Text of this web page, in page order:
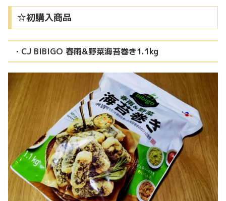
☆初購入商品
・CJ BIBIGO 春雨&野菜海苔巻き1.1kg